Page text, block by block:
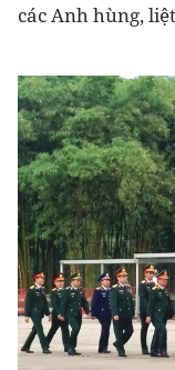
các Anh hùng,